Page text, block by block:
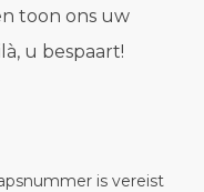
toon ons uw
u bespaart!
is vereist